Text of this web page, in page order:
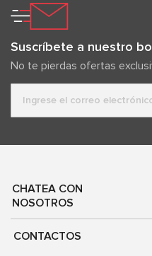
Suscríbete a nuestro
No te pierdas ofertas
CHATEA CON
NOSOTROS
CONTACTOS